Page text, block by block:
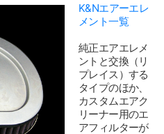
K&Nエアーエレ
メント一覧
純正エアエレメ
ントと交換（リ
プレイス）する
タイプのほか、
カスタムエアク
リーナー用のエ
アフィルターが